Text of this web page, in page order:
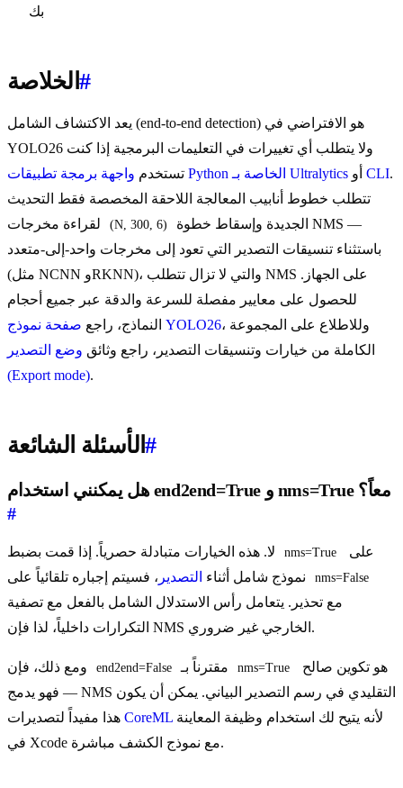
بك
الخلاصة#
يعد الاكتشاف الشامل (end-to-end detection) هو الافتراضي في
YOLO26 ولا يتطلب أي تغييرات في التعليمات البرمجية إذا كنت
تستخدم
واجهة برمجة تطبيقات Python الخاصة بـ Ultralytics CLI.
تتطلب خطوط أنابيب المعالجة اللاحقة المخصصة فقط التحديث
(N, 300, 6)
باستثناء تنسيقات التصدير التي تعود إلى مخرجات واحد-إلى-متعدد
(مثل NCNN وRKNN)، والتي لا تزال تتطلب NMS على الجهاز.
للحصول على معايير مفصلة للسرعة والدقة عبر جميع أحجام
النماذج، راجع صفحة نموذج YOLO26، وللاطلاع على المجموعة
الكاملة من خيارات وتنسيقات التصدير، راجع وثائق وضع التصدير
(Export mode).
الأسئلة الشائعة#
هل يمكنني استخدام end2end=True و nms=True معاً؟
#
nms=True
نموذج شامل أثناء التصدير nms=False
مع تحذير. يتعامل رأس الاستدلال الشامل بالفعل مع تصفية
التكرارات داخلياً، لذا فإن NMS الخارجي غير ضروري.
end2end=False nms=True
— فهو يدمج NMS التقليدي في رسم التصدير البياني. يمكن أن يكون
CoreML
في Xcode مع نموذج الكشف مباشرة.